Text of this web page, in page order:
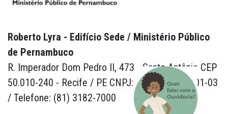
Roberto Lyra - Edifício Sede / Ministério Público
de Pernambuco
R. Imperador Dom Pedro II, 473 - Santo Antônio CEP
50.010-240 - Recife / PE CNPJ: 24.417.065/0001-03
/ Telefone: (81) 3182-7000